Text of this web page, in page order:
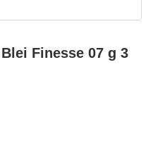
Finesse 07 g 3